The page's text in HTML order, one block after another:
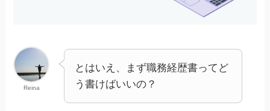
Reina
とはいえ、まず職務経歴書ってど
う書けばいいの？